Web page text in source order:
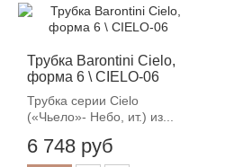
Трубка Barontini Cielo,
форма 6 \ CIELO-06
Трубка серии Cielo
(«Чьело»- Небо, ит.) из...
6 748 руб